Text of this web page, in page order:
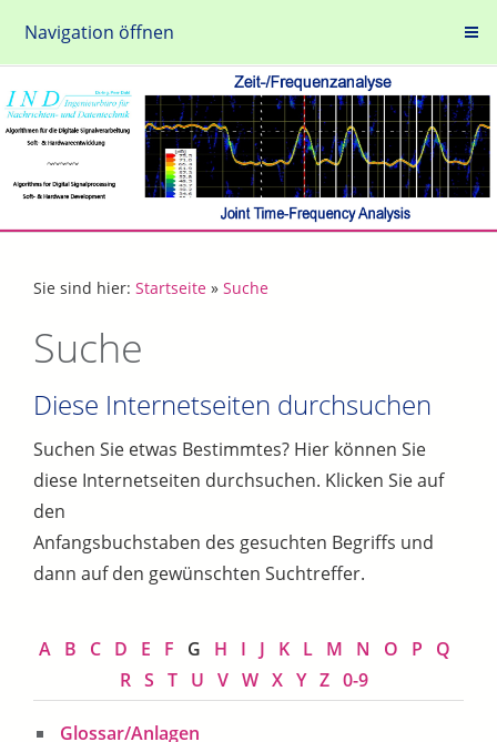
Navigation öffnen
Sie sind hier: Startseite » Suche
Suche
Diese Internetseiten durchsuchen
Suchen Sie etwas Bestimmtes? Hier können Sie
diese Internetseiten durchsuchen. Klicken Sie auf
den
Anfangsbuchstaben des gesuchten Begriffs und
dann auf den gewünschten Suchtreffer.
A B C D E F G H I J K L M N O P
Q
R S T U V W X Y Z 0-9
Glossar/Anlagen